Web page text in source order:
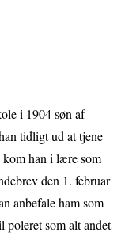
i 1904 søn af
tidligt ud at tjene
kom han i lære som
den 1. februar
anbefale ham som
poleret som alt andet